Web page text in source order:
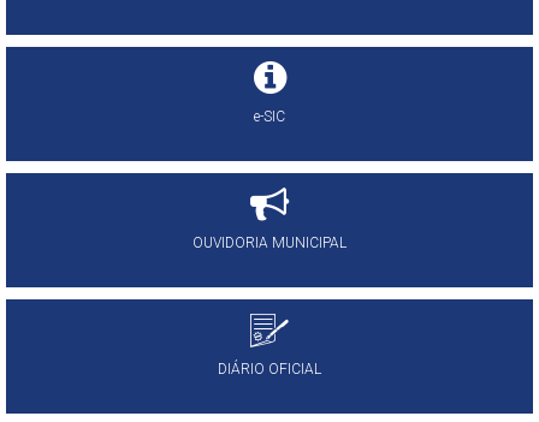
e-SIC
OUVIDORIA MUNICIPAL
DIÁRIO OFICIAL